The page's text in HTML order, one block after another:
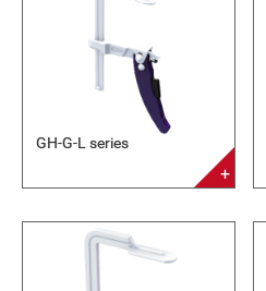
GH-G-L series